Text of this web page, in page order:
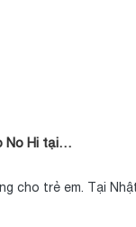
No Hi tại…
cho trẻ em. Tại